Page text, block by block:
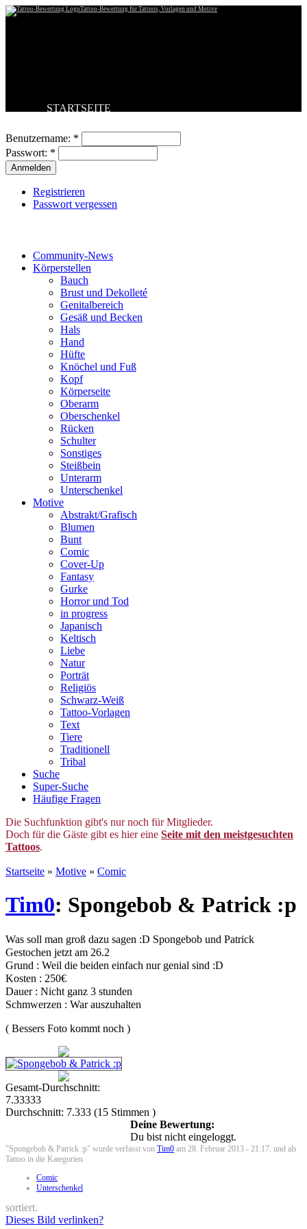
Tattoo-Bewertung für Tattoos, Vorlagen und Motive
STARTSEITE
BESTE TATTOOS
NEUESTE TATTOOS
KOMMENTARE
FORUM
Benutzername: *
Passwort: *
Registrieren
Passwort vergessen
Community-News
Körperstellen
Bauch
Brust und Dekolleté
Genitalbereich
Gesäß und Becken
Hals
Hand
Hüfte
Knöchel und Fuß
Kopf
Körperseite
Oberarm
Oberschenkel
Rücken
Schulter
Sonstiges
Steißbein
Unterarm
Unterschenkel
Motive
Abstrakt/Grafisch
Blumen
Bunt
Comic
Cover-Up
Fantasy
Gurke
Horror und Tod
in progress
Japanisch
Keltisch
Liebe
Natur
Porträt
Religiös
Schwarz-Weiß
Tattoo-Vorlagen
Text
Tiere
Traditionell
Tribal
Suche
Super-Suche
Häufige Fragen
Die Suchfunktion gibt's nur noch für Mitglieder.
Doch für die Gäste gibt es hier eine Seite mit den meistgesuchten
Tattoos.
Startseite » Motive » Comic
Tim0: Spongebob & Patrick :p
Was soll man groß dazu sagen :D Spongebob und Patrick
Gestochen jetzt am 26.2
Grund : Weil die beiden einfach nur genial sind :D
Kosten : 250€
Dauer : Nicht ganz 3 stunden
Schmwerzen : War auszuhalten
( Bessers Foto kommt noch )
Gesamt-Durchschnitt:
7.33333
Durchschnitt: 7.333 (15 Stimmen )
Deine Bewertung:
Du bist nicht eingeloggt.
"Spongebob & Patrick :p" wurde verfasst von Tim0 am 28. Februar 2013 - 21:17. und als
Tattoo in die Kategorien
Comic
Unterschenkel
sortiert.
Dieses Bild verlinken?